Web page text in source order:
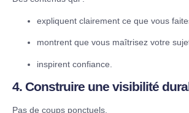
expliquent clairement ce que vous
montrent que vous maîtrisez votre
inspirent confiance.
4. Construire une visibilité
Pas de coups ponctuels.